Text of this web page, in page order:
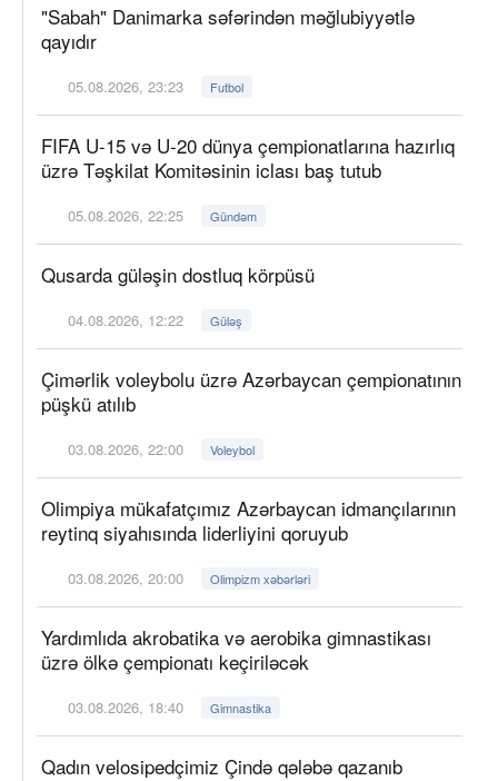
"Sabah" Danimarka səfərindən məğlubiyyətlə
qayıdır
05.08.2026, 23:23 Futbol
FIFA U-15 və U-20 dünya çempionatlarına hazırlıq
üzrə Təşkilat Komitəsinin iclası baş tutub
05.08.2026, 22:25 Gündəm
Qusarda güləşin dostluq körpüsü
04.08.2026, 12:22 Güləş
Çimərlik voleybolu üzrə Azərbaycan çempionatının
püşkü atılıb
03.08.2026, 22:00 Voleybol
Olimpiya mükafatçımız Azərbaycan idmançılarının
reytinq siyahısında liderliyini qoruyub
03.08.2026, 20:00 Olimpizm xəbərləri
Yardımlıda akrobatika və aerobika gimnastikası
üzrə ölkə çempionatı keçiriləcək
03.08.2026, 18:40 Gimnastika
Qadın velosipedçimiz Çində qələbə qazanıb